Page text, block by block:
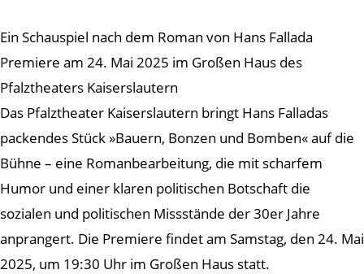
Ein Schauspiel nach dem Roman von Hans Fallada
Premiere am 24. Mai 2025 im Großen Haus des
Pfalztheaters Kaiserslautern
Das Pfalztheater Kaiserslautern bringt Hans Falladas
packendes Stück »Bauern, Bonzen und Bomben« auf die
Bühne – eine Romanbearbeitung, die mit scharfem
Humor und einer klaren politischen Botschaft die
sozialen und politischen Missstände der 30er Jahre
anprangert. Die Premiere findet am Samstag, den 24. Mai
2025, um 19:30 Uhr im Großen Haus statt.